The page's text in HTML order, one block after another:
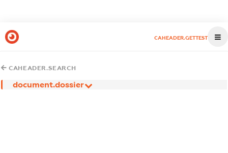
CAHEADER.GETTEST
CAHEADER.SEARCH
document.dossier